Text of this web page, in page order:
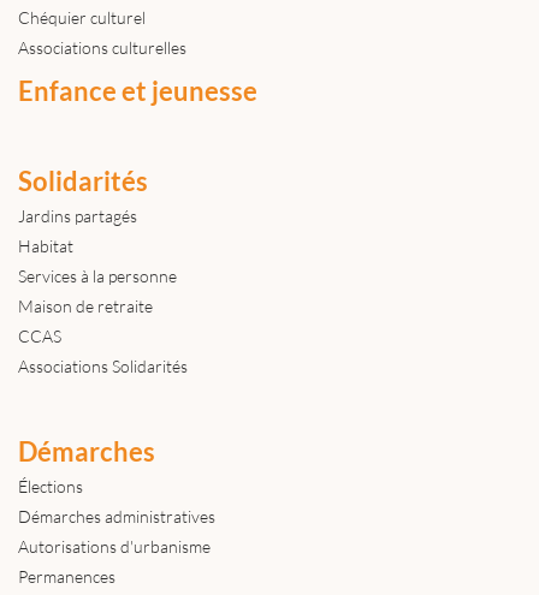
Chéquier culturel
Associations culturelles
Enfance et jeunesse
Solidarités
Jardins partagés
Habitat
Services à la personne
Maison de retraite
CCAS
Associations Solidarités
Démarches
Élections
Démarches administratives
Autorisations d'urbanisme
Permanences